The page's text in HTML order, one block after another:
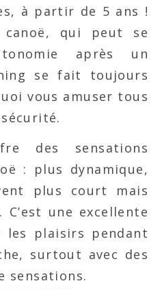
à partir de 5 ans !
canoë, qui peut se
après un
se fait toujours
vous amuser tous
des sensations
: plus dynamique,
plus court mais
une excellente
plaisirs pendant
surtout avec des
sensations.